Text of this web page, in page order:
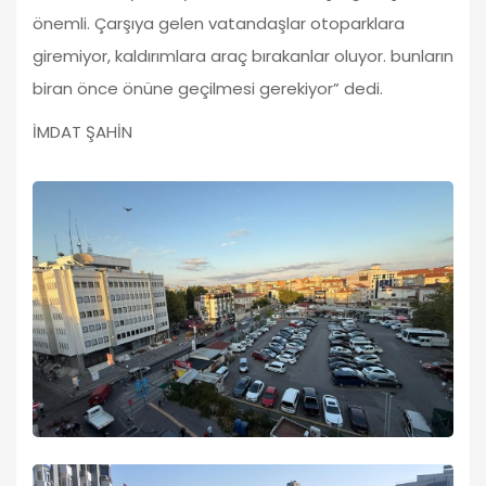
önemli. Çarşıya gelen vatandaşlar otoparklara
giremiyor, kaldırımlara araç bırakanlar oluyor. bunların
biran önce önüne geçilmesi gerekiyor” dedi.
İMDAT ŞAHİN